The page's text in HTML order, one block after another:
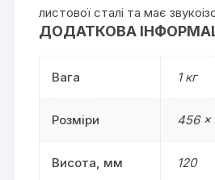
листової сталі та має
ДОДАТКОВА
Вага 1 кг
Розміри 456 ×
Висота, мм 120